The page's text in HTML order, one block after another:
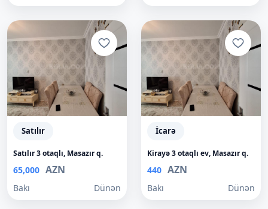
Satılır
Satılır 3 otaqlı, Masazır q.
65,000 AZN
Bakı Dünən
İcarə
Kirayə 3 otaqlı ev, Masazır q.
440 AZN
Bakı Dünən